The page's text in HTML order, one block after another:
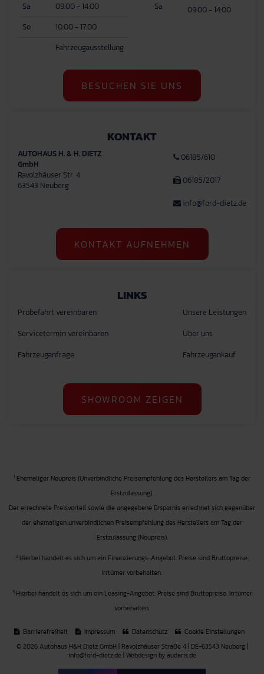
Sa
09:00 - 14:00
So
10:00 - 17:00
Fahrzeugausstellung
Sa
09:00 - 14:00
BESUCHEN SIE UNS
KONTAKT
AUTOHAUS H. & H. DIETZ
GmbH
Ravolzhäuser Str. 4
63543 Neuberg
06185/610
06185/2017
info@ford-dietz.de
KONTAKT AUFNEHMEN
LINKS
Probefahrt vereinbaren
Servicetermin vereinbaren
Fahrzeuganfrage
Unsere Leistungen
Über uns
Fahrzeugankauf
SHOWROOM ZEIGEN
1 Ehemaliger Neupreis (Unverbindliche Preisempfehlung des Herstellers am Tag der
Erstzulassung).
Der errechnete Preisvorteil sowie die angegebene Ersparnis errechnet sich gegenüber
der ehemaligen unverbindlichen Preisempfehlung des Herstellers am Tag der
Erstzulassung (Neupreis).
2 Hierbei handelt es sich um ein Finanzierungs-Angebot. Preise sind Bruttopreise.
Irrtümer vorbehalten.
3 Hierbei handelt es sich um ein Leasing-Angebot. Preise sind Bruttopreise. Irrtümer
vorbehalten.
Barrierefreiheit Impressum Datenschutz
Cookie Einstellungen
© 2026 Autohaus H&H Dietz GmbH | Ravolzhäuser Straße 4 | DE-63543 Neuberg |
info@ford-dietz.de | Webdesign by audaris.de